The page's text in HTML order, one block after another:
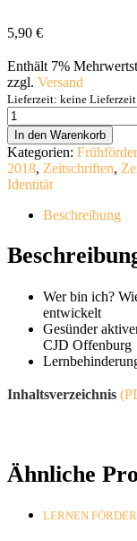
5,90 €
Enthält 7%
zzgl. Versand
Lieferzeit: keine
Identität
und
Selbstbild
(4/18)
(digital)
[Digital]
Menge
In den Warenkorb
Kategorien:
2018, Zeitschriften,
Identität
Beschreibung
Wer bin ich?
entwickelt
Gesünder
CJD Offenburg
Inhaltsverzeichnis
Ähnliche
LERNEN